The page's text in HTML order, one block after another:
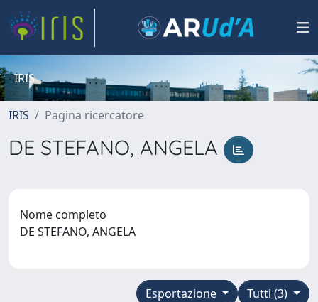
IRIS
IRIS Pagina ricercatore
DE STEFANO, ANGELA
Nome completo
DE STEFANO, ANGELA
Tutti (3)
Esportazione